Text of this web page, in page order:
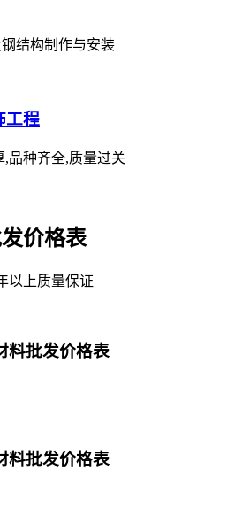
结构制作与安装
工程
品种齐全,质量过关
价格表
以上质量保证
料批发价格表
料批发价格表